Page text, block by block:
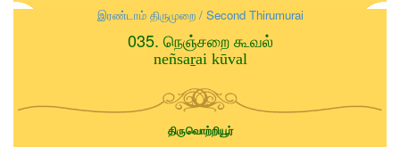
இரண்டாம் திருமுறை / Second Thirumurai
035. நெஞ்சறை கூவல்
neñsaṟai kūval
திருவொற்றியூர்